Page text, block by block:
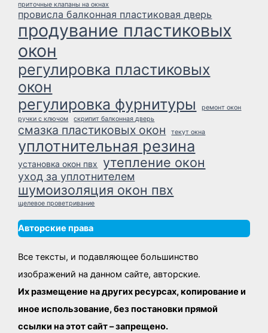
приточные клапаны на окнах
провисла балконная пластиковая дверь
продувание пластиковых
окон
регулировка пластиковых
окон
регулировка фурнитуры
ремонт окон
ручки с ключом
скрипит балконная дверь
смазка пластиковых окон текут окна
уплотнительная резина
установка окон пвх утепление окон
уход за уплотнителем
шумоизоляция окон пвх
щелевое проветривание
Авторские права
Все тексты, и подавляющее большинство
изображений на данном сайте, авторские.
Их размещение на других ресурсах, копирование и
иное использование, без постановки прямой
ссылки на этот сайт – запрещено.